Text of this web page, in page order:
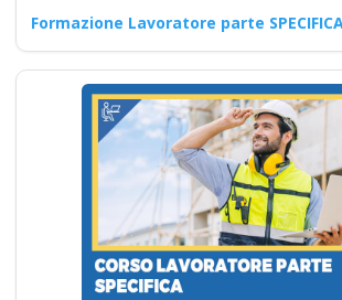
Continua
Gestione del rischio
basso: corso
parte generale
dell'accordo
Regioni 2025 per
Formazione Lavoratore parte SPECIFICA